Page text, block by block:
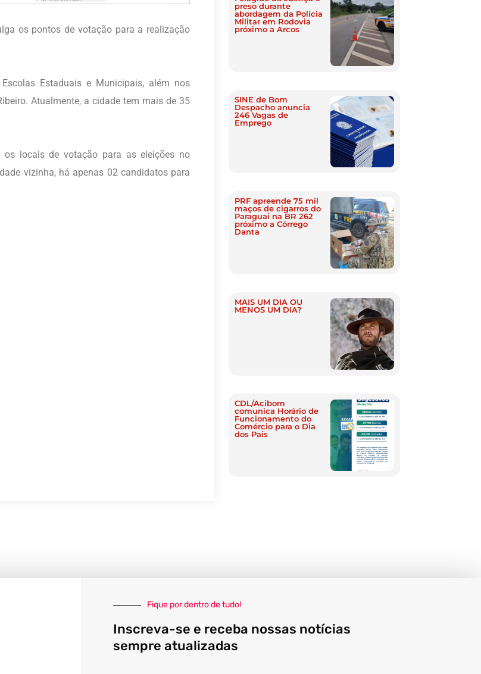
os pontos de votação para a realização
Estaduais e Municipais, além nos
Atualmente, a cidade tem mais de 35
locais de votação para as eleições no
vizinha, há apenas 02 candidatos para
preso durante
abordagem da Polícia
Militar em Rodovia
próximo a Arcos
SINE de Bom
Despacho anuncia
246 Vagas de
Emprego
PRF apreende 75 mil
maços de cigarros do
Paraguai na BR 262
próximo a Córrego
Danta
MAIS UM DIA OU
MENOS UM DIA?
CDL/Acibom
comunica Horário de
Funcionamento do
Comércio para o Dia
dos Pais
Fique por dentro de tudo!
Inscreva-se e receba nossas notícias
sempre atualizadas